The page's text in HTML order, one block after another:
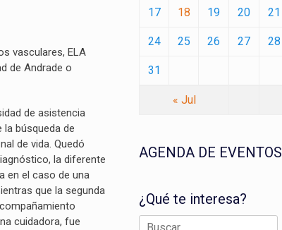
vasculares, ELA
de Andrade o
de asistencia
búsqueda de
de vida. Quedó
la diferente
en el caso de una
que la segunda
cuidadora, fue
17 18 19 20 21
24 25 26 27 28
31
« Jul
AGENDA DE EVENTOS
¿Qué te interesa?
Buscar: